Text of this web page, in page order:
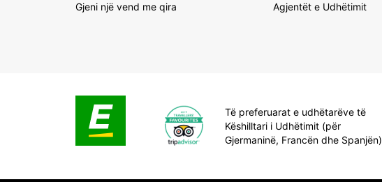
Gjeni një vend me qira
Agjentët e Udhëtimit
Të preferuarat e udhëtarëve të
Këshilltari i Udhëtimit (për
Gjermaninë, Francën dhe Spanjën)